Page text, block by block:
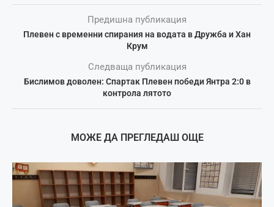
Предишна публикация
Плевен с временни спирания на водата в Дружба и Хан
Крум
Следваща публикация
Бислимов доволен: Спартак Плевен победи Янтра 2:0 в
контрола лятото
МОЖЕ ДА ПРЕГЛЕДАШ ОЩЕ